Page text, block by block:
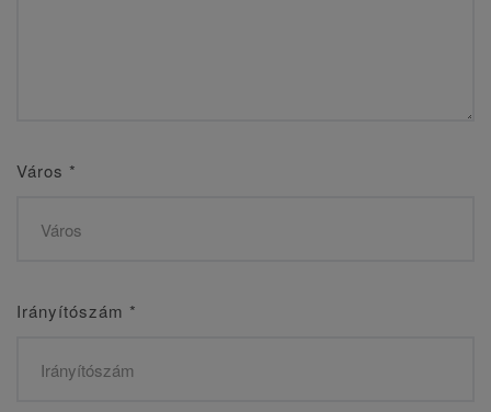
Város *
Irányítószám *